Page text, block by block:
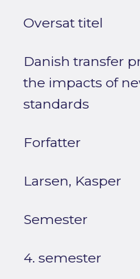
Oversat titel
Danish transfer
the impacts of
standards
Forfatter
Larsen, Kasper
Semester
4. semester